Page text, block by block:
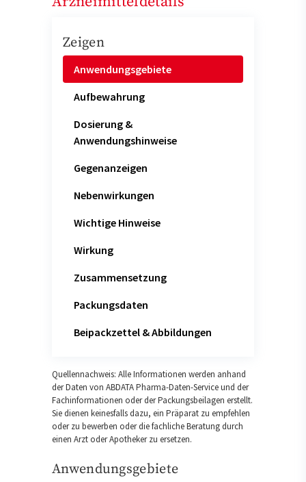
Zeigen
Anwendungsgebiete
Aufbewahrung
Dosierung &
Anwendungshinweise
Gegenanzeigen
Nebenwirkungen
Wichtige Hinweise
Wirkung
Zusammensetzung
Packungsdaten
Beipackzettel & Abbildungen
Quellennachweis: Alle Informationen werden anhand
der Daten von ABDATA Pharma-Daten-Service und der
Fachinformationen oder der Packungsbeilagen erstellt.
Sie dienen keinesfalls dazu, ein Präparat zu empfehlen
oder zu bewerben oder die fachliche Beratung durch
einen Arzt oder Apotheker zu ersetzen.
Anwendungsgebiete